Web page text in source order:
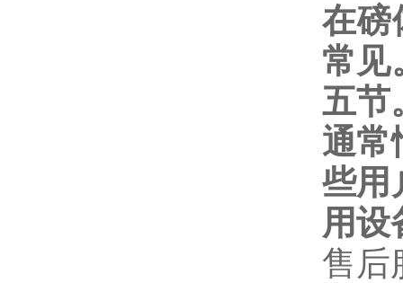
在磅
常见
五节
通常
些用
用设
售后